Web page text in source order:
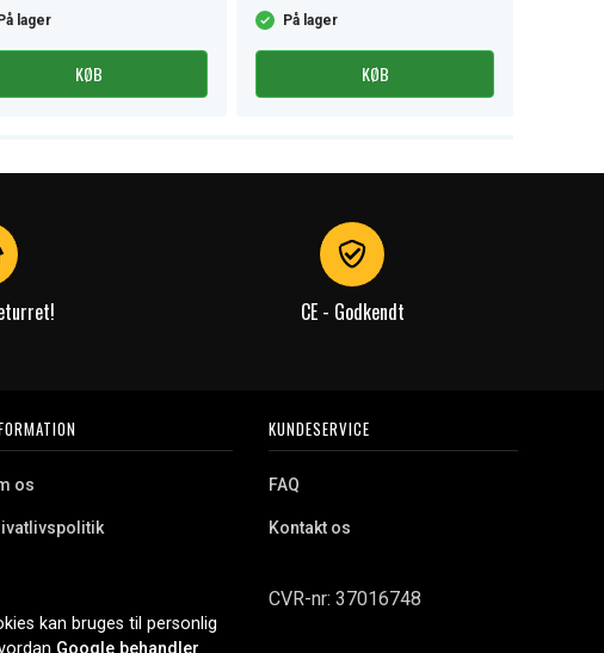
På lager
KØB
På lager
KØB
CE - Godkendt
os
KUNDESERVICE
FAQ
Kontakt os
CVR-nr: 37016748
kan bruges til personlig
Google behandler